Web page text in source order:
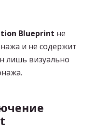
Blueprint не
и не содержит
лишь визуально